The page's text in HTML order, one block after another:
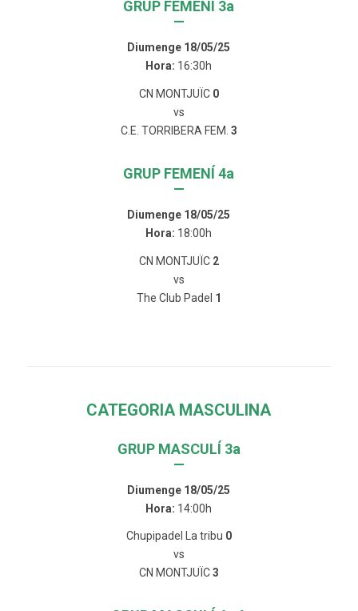
GRUP FEMENÍ 3a
—
Diumenge 18/05/25
Hora: 16:30h
CN MONTJUÏC 0
vs
C.E. TORRIBERA FEM. 3
GRUP FEMENÍ 4a
—
Diumenge 18/05/25
Hora: 18:00h
CN MONTJUÏC 2
vs
The Club Padel 1
CATEGORIA MASCULINA
GRUP MASCULÍ 3a
—
Diumenge 18/05/25
Hora: 14:00h
Chupipadel La tribu 0
vs
CN MONTJUÏC3